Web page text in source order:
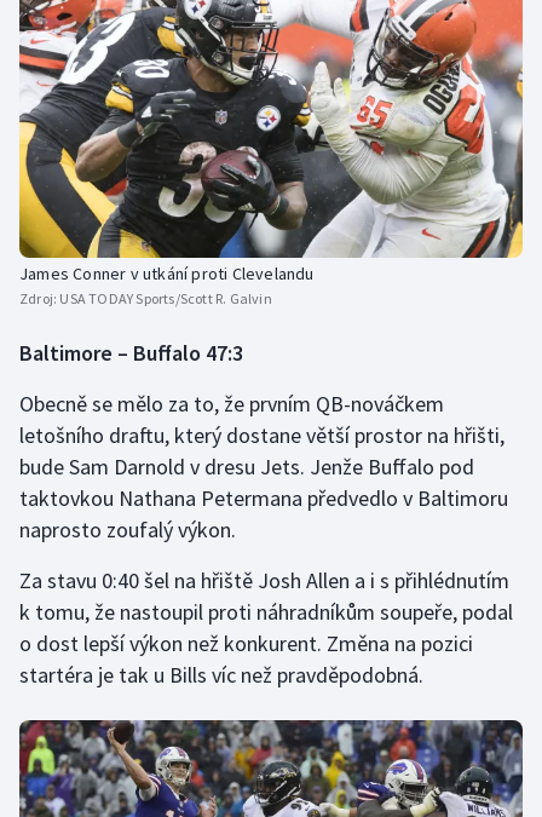
James Conner v utkání proti Clevelandu
Zdroj: USA TODAY Sports/Scott R. Galvin
Baltimore – Buffalo 47:3
Obecně se mělo za to, že prvním QB-nováčkem
letošního draftu, který dostane větší prostor na hřišti,
bude Sam Darnold v dresu Jets. Jenže Buffalo pod
taktovkou Nathana Petermana předvedlo v Baltimoru
naprosto zoufalý výkon.
Za stavu 0:40 šel na hřiště Josh Allen a i s přihlédnutím
k tomu, že nastoupil proti náhradníkům soupeře, podal
o dost lepší výkon než konkurent. Změna na pozici
startéra je tak u Bills víc než pravděpodobná.